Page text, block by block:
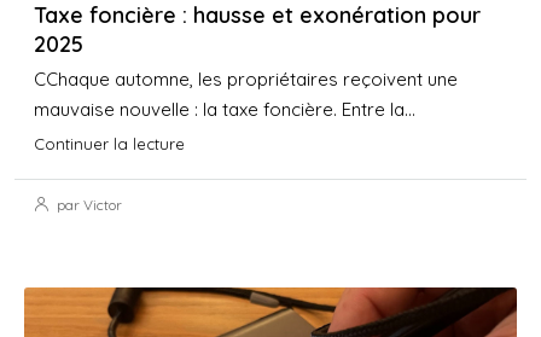
Taxe foncière : hausse et exonération pour
2025
CChaque automne, les propriétaires reçoivent une
mauvaise nouvelle : la taxe foncière. Entre la...
Continuer la lecture
par Victor